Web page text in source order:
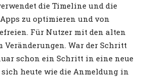
die Timeline und die
zu optimieren und von
Für Nutzer mit den alten
Veränderungen. War der Schritt
schon ein Schritt in eine neue
sich heute wie die Anmeldung in